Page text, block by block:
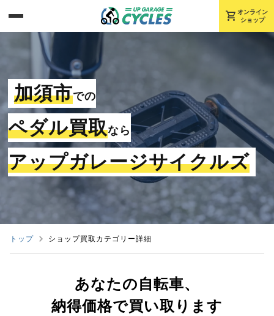
shopping_cart オンライン
ショップ
加須市での
ペダル買取なら
アップガレージサイクルズ
トップ ショップ買取カテゴリー詳細
あなたの自転車、
納得価格で買い取ります